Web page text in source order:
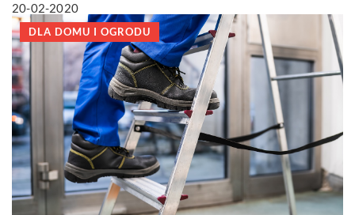
20-02-2020
DLA DOMU I OGRODU